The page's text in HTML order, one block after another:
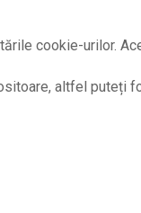
cookie-urilor.
altfel puteți